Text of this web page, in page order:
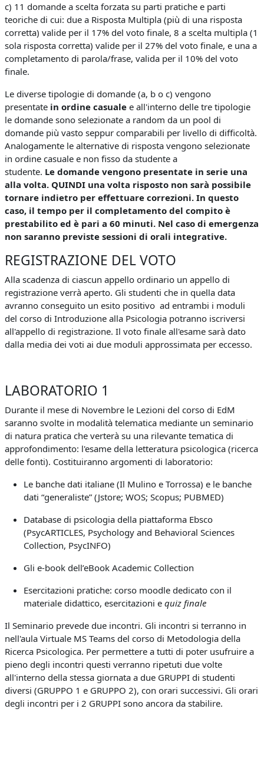
c) 11 domande a scelta forzata su parti pratiche e parti
teoriche di cui: due a Risposta Multipla (più di una risposta
corretta) valide per il 17% del voto finale, 8 a scelta multipla (1
sola risposta corretta) valide per il 27% del voto finale, e una a
completamento di parola/frase, valida per il 10% del voto
finale.
Le diverse tipologie di domande (a, b o c) vengono
presentate in ordine casuale e all'interno delle tre tipologie
le domande sono selezionate a random da un pool di
domande più vasto seppur comparabili per livello di difficoltà.
Analogamente le alternative di risposta vengono selezionate
in ordine casuale e non fisso da studente a
studente. Le domande vengono presentate in serie una
alla volta. QUINDI una volta risposto non sarà possibile
tornare indietro per effettuare correzioni. In questo
caso, il tempo per il completamento del compito è
prestabilito ed è pari a 60 minuti. Nel caso di emergenza
non saranno previste sessioni di orali integrative.
REGISTRAZIONE DEL VOTO
Alla scadenza di ciascun appello ordinario un appello di
registrazione verrà aperto. Gli studenti che in quella data
avranno conseguito un esito positivo ad entrambi i moduli
del corso di Introduzione alla Psicologia potranno iscriversi
all'appello di registrazione. Il voto finale all'esame sarà dato
dalla media dei voti ai due moduli approssimata per eccesso.
LABORATORIO 1
Durante il mese di Novembre le Lezioni del corso di EdM
saranno svolte in modalità telematica mediante un seminario
di natura pratica che verterà su una rilevante tematica di
approfondimento: l'esame della letteratura psicologica (ricerca
delle fonti). Costituiranno argomenti di laboratorio:
Le banche dati italiane (Il Mulino e Torrossa) e le banche
dati “generaliste” (Jstore; WOS; Scopus; PUBMED)
Database di psicologia della piattaforma Ebsco
(PsycARTICLES, Psychology and Behavioral Sciences
Collection, PsycINFO)
Gli e-book dell’eBook Academic Collection
Esercitazioni pratiche: corso moodle dedicato con il
materiale didattico, esercitazioni e quiz finale
Il Seminario prevede due incontri. Gli incontri si terranno in
nell'aula Virtuale MS Teams del corso di Metodologia della
Ricerca Psicologica. Per permettere a tutti di poter usufruire a
pieno degli incontri questi verranno ripetuti due volte
all'interno della stessa giornata a due GRUPPI di studenti
diversi (GRUPPO 1 e GRUPPO 2), con orari successivi. Gli orari
degli incontri per i 2 GRUPPI sono ancora da stabilire.